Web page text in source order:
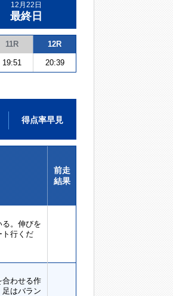
12月22日
最終日
11R 12R
19:51 20:39
得点率早見
前走
結果
。伸びを
ト行くだ
合わせる作
はバラン